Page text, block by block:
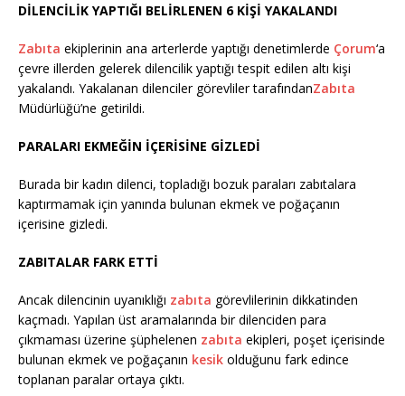
DİLENCİLİK YAPTIĞI BELİRLENEN 6 KİŞİ YAKALANDI
Zabıta ekiplerinin ana arterlerde yaptığı denetimlerde Çorum‘a
çevre illerden gelerek dilencilik yaptığı tespit edilen altı kişi
yakalandı. Yakalanan dilenciler görevliler tarafındanZabıta
Müdürlüğü’ne getirildi.
PARALARI EKMEĞİN İÇERİSİNE GİZLEDİ
Burada bir kadın dilenci, topladığı bozuk paraları zabıtalara
kaptırmamak için yanında bulunan ekmek ve poğaçanın
içerisine gizledi.
ZABITALAR FARK ETTİ
Ancak dilencinin uyanıklığı zabıta görevlilerinin dikkatinden
kaçmadı. Yapılan üst aramalarında bir dilenciden para
çıkmaması üzerine şüphelenen zabıta ekipleri, poşet içerisinde
bulunan ekmek ve poğaçanın kesik olduğunu fark edince
toplanan paralar ortaya çıktı.